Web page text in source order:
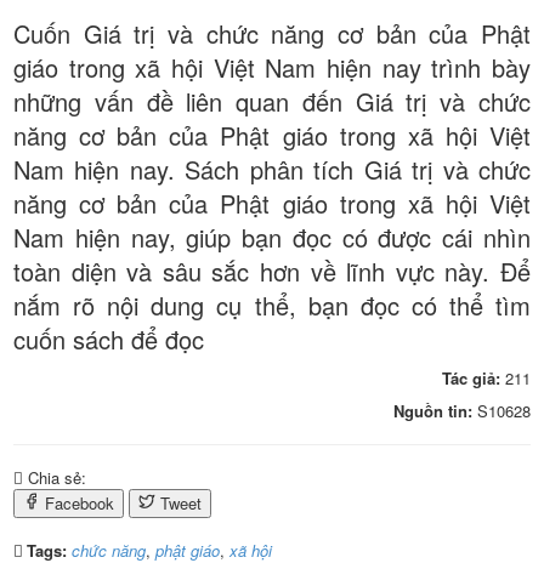
Cuốn Giá trị và chức năng cơ bản của Phật
giáo trong xã hội Việt Nam hiện nay trình bày
những vấn đề liên quan đến Giá trị và chức
năng cơ bản của Phật giáo trong xã hội Việt
Nam hiện nay. Sách phân tích Giá trị và chức
năng cơ bản của Phật giáo trong xã hội Việt
Nam hiện nay, giúp bạn đọc có được cái nhìn
toàn diện và sâu sắc hơn về lĩnh vực này. Để
nắm rõ nội dung cụ thể, bạn đọc có thể tìm
cuốn sách để đọc
Tác giả: 211
Nguồn tin: S10628
Chia sẻ:
Facebook
Tweet
Tags: chức năng, phật giáo, xã hội